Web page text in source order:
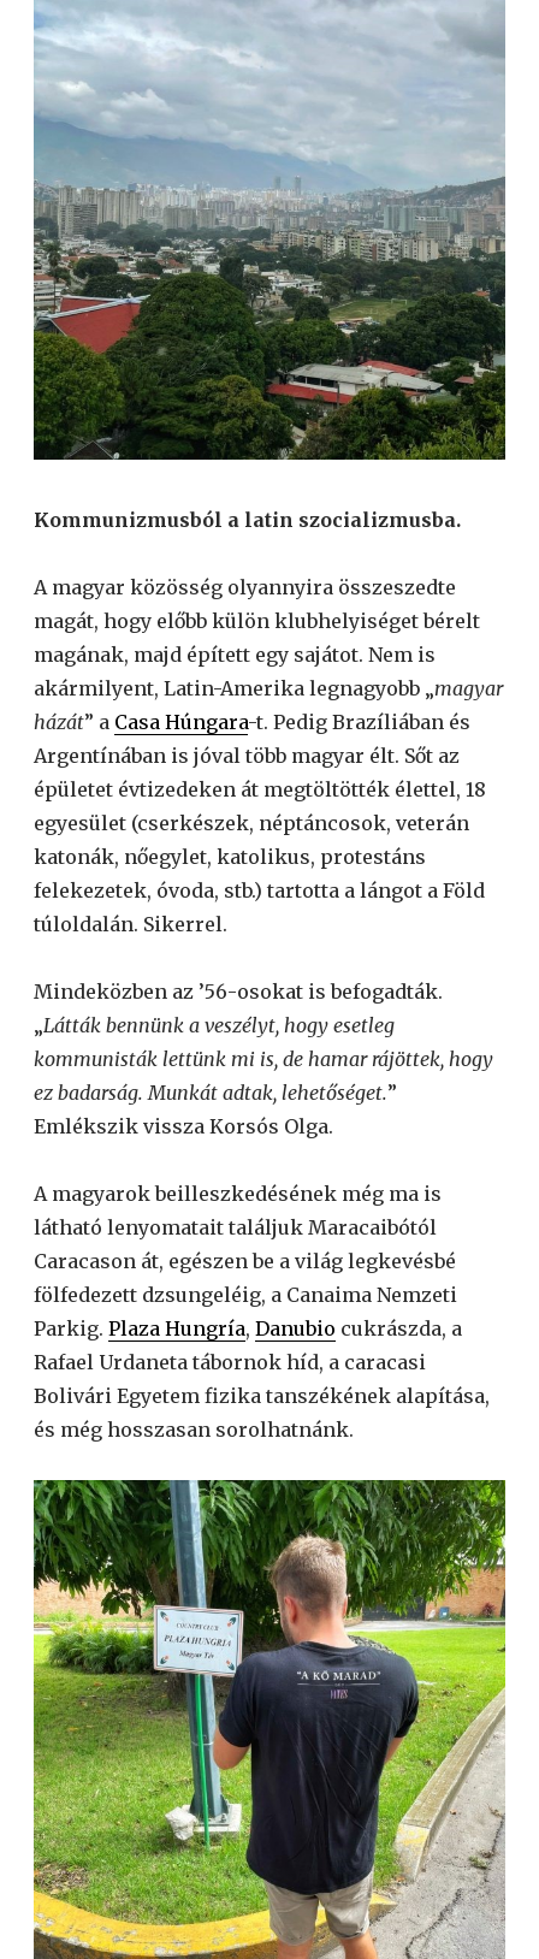
Kommunizmusból a latin szocializmusba.
A magyar közösség olyannyira összeszedte
magát, hogy előbb külön klubhelyiséget bérelt
magának, majd épített egy sajátot. Nem is
akármilyent, Latin-Amerika legnagyobb „magyar
házát” a Casa Húngara-t. Pedig Brazíliában és
Argentínában is jóval több magyar élt. Sőt az
épületet évtizedeken át megtöltötték élettel, 18
egyesület (cserkészek, néptáncosok, veterán
katonák, nőegylet, katolikus, protestáns
felekezetek, óvoda, stb.) tartotta a lángot a Föld
túloldalán. Sikerrel.
Mindeközben az ’56-osokat is befogadták.
„Látták bennünk a veszélyt, hogy esetleg
kommunisták lettünk mi is, de hamar rájöttek, hogy
ez badarság. Munkát adtak, lehetőséget.”
Emlékszik vissza Korsós Olga.
A magyarok beilleszkedésének még ma is
látható lenyomatait találjuk Maracaibótól
Caracason át, egészen be a világ legkevésbé
fölfedezett dzsungeléig, a Canaima Nemzeti
Parkig. Plaza Hungría, Danubio cukrászda, a
Rafael Urdaneta tábornok híd, a caracasi
Bolivári Egyetem fizika tanszékének alapítása,
és még hosszasan sorolhatnánk.